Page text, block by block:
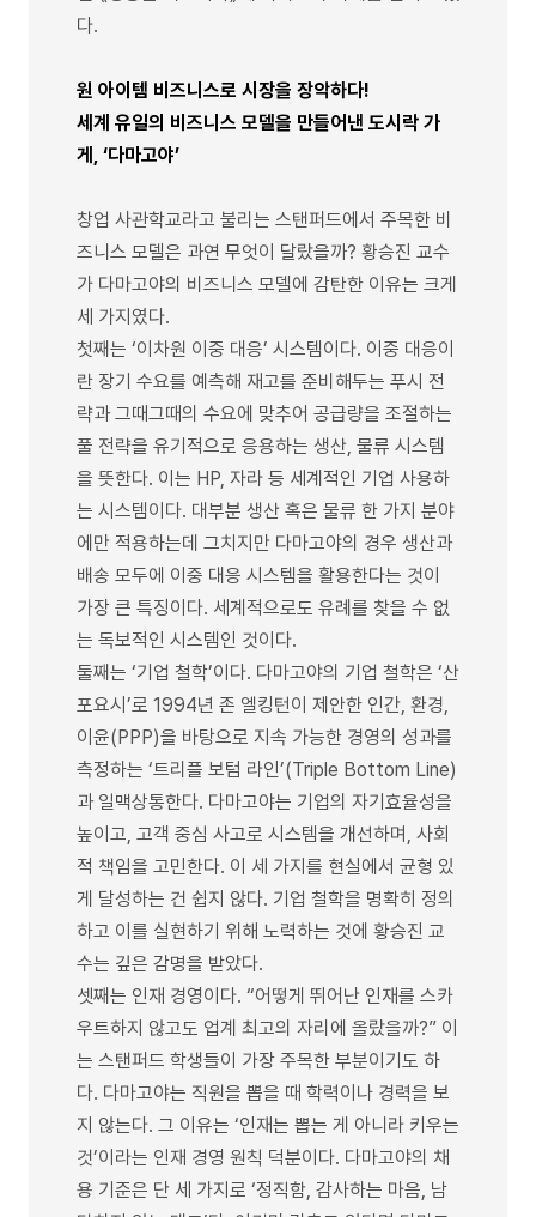
다.
원 아이템 비즈니스로 시장을 장악하다!
세계 유일의 비즈니스 모델을 만들어낸 도시락 가
게, ‘다마고야’
창업 사관학교라고 불리는 스탠퍼드에서 주목한 비
즈니스 모델은 과연 무엇이 달랐을까? 황승진 교수
가 다마고야의 비즈니스 모델에 감탄한 이유는 크게
세 가지였다.
첫째는 ‘이차원 이중 대응’ 시스템이다. 이중 대응이
란 장기 수요를 예측해 재고를 준비해두는 푸시 전
략과 그때그때의 수요에 맞추어 공급량을 조절하는
풀 전략을 유기적으로 응용하는 생산, 물류 시스템
을 뜻한다. 이는 HP, 자라 등 세계적인 기업 사용하
는 시스템이다. 대부분 생산 혹은 물류 한 가지 분야
에만 적용하는데 그치지만 다마고야의 경우 생산과
배송 모두에 이중 대응 시스템을 활용한다는 것이
가장 큰 특징이다. 세계적으로도 유례를 찾을 수 없
는 독보적인 시스템인 것이다.
둘째는 ‘기업 철학’이다. 다마고야의 기업 철학은 ‘산
포요시’로 1994년 존 엘킹턴이 제안한 인간, 환경,
이윤(PPP)을 바탕으로 지속 가능한 경영의 성과를
측정하는 ‘트리플 보텀 라인’(Triple Bottom Line)
과 일맥상통한다. 다마고야는 기업의 자기효율성을
높이고, 고객 중심 사고로 시스템을 개선하며, 사회
적 책임을 고민한다. 이 세 가지를 현실에서 균형 있
게 달성하는 건 쉽지 않다. 기업 철학을 명확히 정의
하고 이를 실현하기 위해 노력하는 것에 황승진 교
수는 깊은 감명을 받았다.
셋째는 인재 경영이다. “어떻게 뛰어난 인재를 스카
우트하지 않고도 업계 최고의 자리에 올랐을까?” 이
는 스탠퍼드 학생들이 가장 주목한 부분이기도 하
다. 다마고야는 직원을 뽑을 때 학력이나 경력을 보
지 않는다. 그 이유는 ‘인재는 뽑는 게 아니라 키우는
것’이라는 인재 경영 원칙 덕분이다. 다마고야의 채
용 기준은 단 세 가지로 ‘정직함, 감사하는 마음, 남